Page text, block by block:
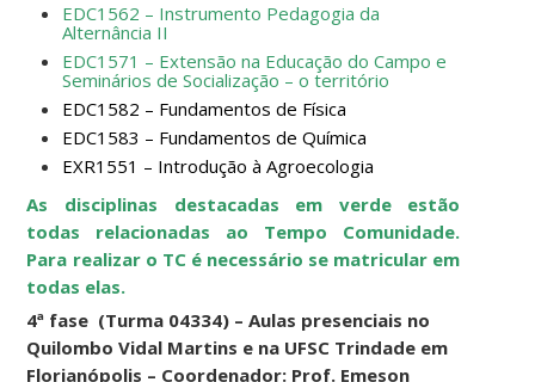
EDC1562 – Instrumento Pedagogia da
Alternância II
EDC1571 – Extensão na Educação do Campo e
Seminários de Socialização – o território
EDC1582 – Fundamentos de Física
EDC1583 – Fundamentos de Química
EXR1551 – Introdução à Agroecologia
As disciplinas destacadas em verde estão
todas relacionadas ao Tempo Comunidade.
Para realizar o TC é necessário se matricular em
todas elas.
4ª fase (Turma 04334) – Aulas presenciais no
Quilombo Vidal Martins e na UFSC Trindade em
Florianópolis – Coordenador: Prof. Emeson